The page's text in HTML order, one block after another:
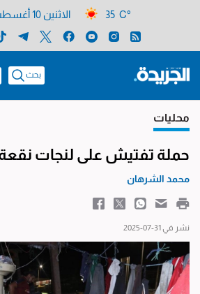
35 C° الاثنين 10 أغسطس 2026
بحث
محليات
حملة تفتيش على لنجات
محمد الشرهان
نشر في 31-07-2025